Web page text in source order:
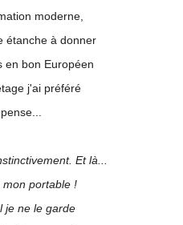
moderne,
étanche à donner
en bon Européen
j'ai préféré
Et là...
mon portable !
je ne le garde